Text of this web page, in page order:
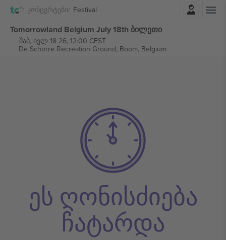
Კონცერტები Festival
Tomorrowland Belgium July 18th ბილეთი
შაბ, ივლ 18 26, 12:00 CEST
De Schorre Recreation Ground, Boom, Belgium
ეს ღონისძიება
ჩატარდა